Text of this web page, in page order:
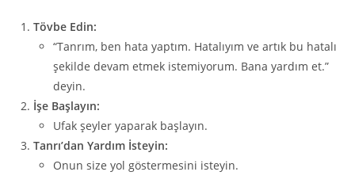
Tövbe Edin:
“Tanrım, ben hata yaptım. Hatalıyım ve artık bu hatalı
şekilde devam etmek istemiyorum. Bana yardım et.”
deyin.
İşe Başlayın:
Ufak şeyler yaparak başlayın.
Tanrı’dan Yardım İsteyin:
Onun size yol göstermesini isteyin.